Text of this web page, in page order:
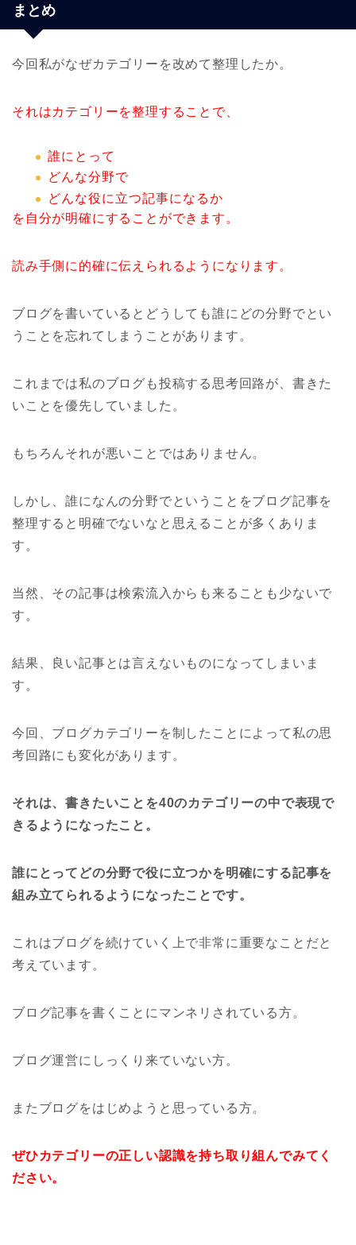
まとめ
今回私がなぜカテゴリーを改めて整理したか。
それはカテゴリーを整理することで、
誰にとって
どんな分野で
どんな役に立つ記事になるか
を自分が明確にすることができます。
読み手側に的確に伝えられるようになります。
ブログを書いているとどうしても誰にどの分野でとい
うことを忘れてしまうことがあります。
これまでは私のブログも投稿する思考回路が、書きた
いことを優先していました。
もちろんそれが悪いことではありません。
しかし、誰になんの分野でということをブログ記事を
整理すると明確でないなと思えることが多くありま
す。
当然、その記事は検索流入からも来ることも少ないで
す。
結果、良い記事とは言えないものになってしまいま
す。
今回、ブログカテゴリーを制したことによって私の思
考回路にも変化があります。
それは、書きたいことを40のカテゴリーの中で表現で
きるようになったこと。
誰にとってどの分野で役に立つかを明確にする記事を
組み立てられるようになったことです。
これはブログを続けていく上で非常に重要なことだと
考えています。
ブログ記事を書くことにマンネリされている方。
ブログ運営にしっくり来ていない方。
またブログをはじめようと思っている方。
ぜひカテゴリーの正しい認識を持ち取り組んでみてく
ださい。